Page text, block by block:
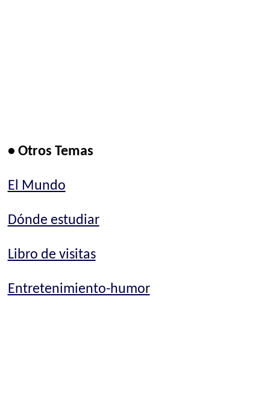
• Otros Temas
El Mundo
Dónde estudiar
Libro de visitas
Entretenimiento-humor